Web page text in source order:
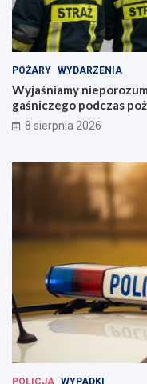
POŻARY WYDARZENIA
Wyjaśniamy
gaśniczego podczas
8 sierpnia 2026
POLICJA WYPADKI